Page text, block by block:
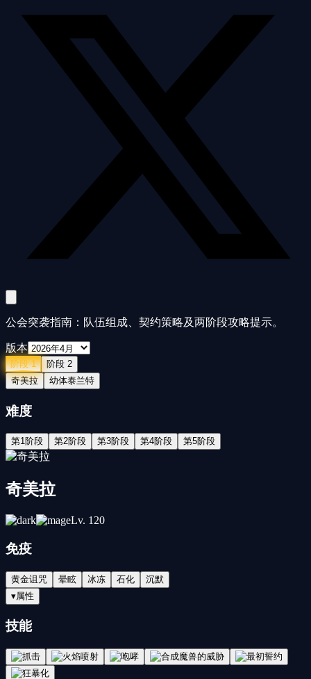
公会突袭指南：队伍组成、契约策略及两阶段攻略提示。
版本
阶段 1
阶段 2
奇美拉
幼体泰兰特
难度
第1阶段 第2阶段 第3阶段 第4阶段 第5阶段
奇美拉
Lv. 120
免疫
黄金诅咒 晕眩 冰冻 石化
沉默
▾属性
技能